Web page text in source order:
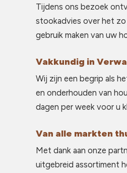
Tijdens ons bezoek
stookadvies over het
gebruik maken van uw
Vakkundig in
Wij zijn een begrip als
en onderhouden van
dagen per week voor u
Van alle markten
Met dank aan onze
uitgebreid assortiment